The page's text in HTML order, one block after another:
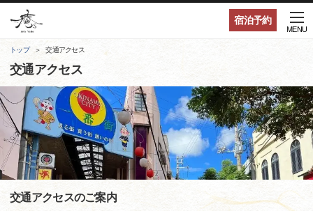
宿泊予約
MENU
トップ 交通アクセス
交通アクセス
交通アクセスのご案内